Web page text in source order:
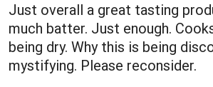
Just overall a great tasting
much batter. Just enough.
being dry. Why this is being
mystifying. Please reconsider.